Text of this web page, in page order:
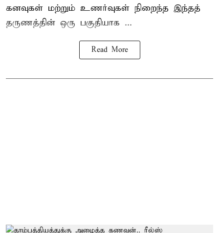
கனவுகள் மற்றும் உணர்வுகள் நிறைந்த இந்தத்
தருணத்தின் ஒரு பகுதியாக ...
Read More